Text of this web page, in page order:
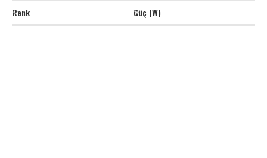
Renk
Güç (W)